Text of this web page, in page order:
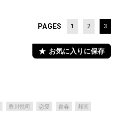
PAGES 1 2 3
お気に入りに保存
豊川悦司 恋愛 青春 邦画